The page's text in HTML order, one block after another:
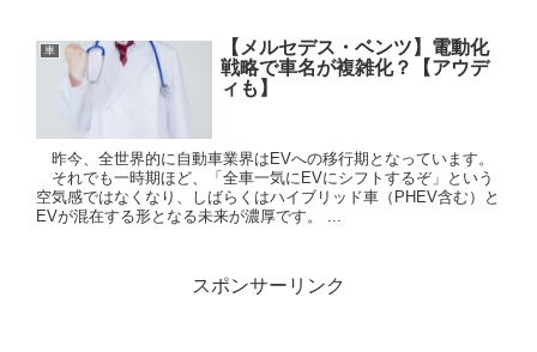
車
【メルセデス・ベンツ】電動化
戦略で車名が複雑化？【アウデ
ィも】
昨今、全世界的に自動車業界はEVへの移行期となっています。
それでも一時期ほど、「全車一気にEVにシフトするぞ」という
空気感ではなくなり、しばらくはハイブリッド車（PHEV含む）と
EVが混在する形となる未来が濃厚です。 ...
スポンサーリンク